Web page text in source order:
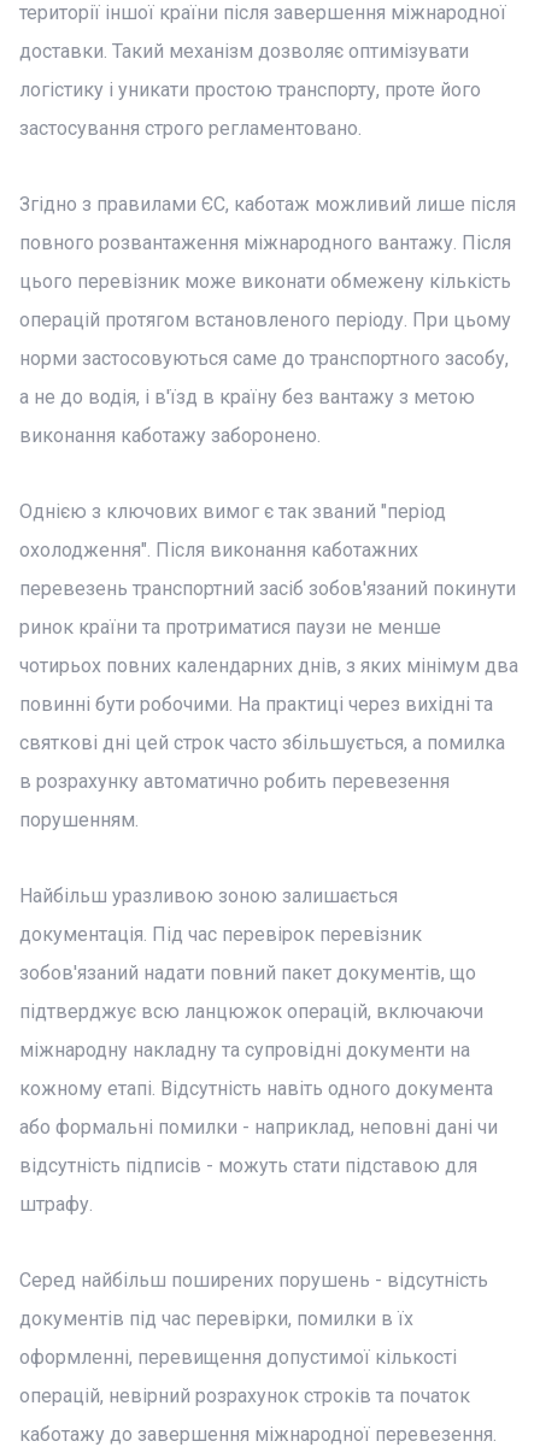
території іншої країни після завершення міжнародної
доставки. Такий механізм дозволяє оптимізувати
логістику і уникати простою транспорту, проте його
застосування строго регламентовано.
Згідно з правилами ЄС, каботаж можливий лише після
повного розвантаження міжнародного вантажу. Після
цього перевізник може виконати обмежену кількість
операцій протягом встановленого періоду. При цьому
норми застосовуються саме до транспортного засобу,
а не до водія, і в'їзд в країну без вантажу з метою
виконання каботажу заборонено.
Однією з ключових вимог є так званий "період
охолодження". Після виконання каботажних
перевезень транспортний засіб зобов'язаний покинути
ринок країни та протриматися паузи не менше
чотирьох повних календарних днів, з яких мінімум два
повинні бути робочими. На практиці через вихідні та
святкові дні цей строк часто збільшується, а помилка
в розрахунку автоматично робить перевезення
порушенням.
Найбільш уразливою зоною залишається
документація. Під час перевірок перевізник
зобов'язаний надати повний пакет документів, що
підтверджує всю ланцюжок операцій, включаючи
міжнародну накладну та супровідні документи на
кожному етапі. Відсутність навіть одного документа
або формальні помилки - наприклад, неповні дані чи
відсутність підписів - можуть стати підставою для
штрафу.
Серед найбільш поширених порушень - відсутність
документів під час перевірки, помилки в їх
оформленні, перевищення допустимої кількості
операцій, невірний розрахунок строків та початок
каботажу до завершення міжнародної перевезення.